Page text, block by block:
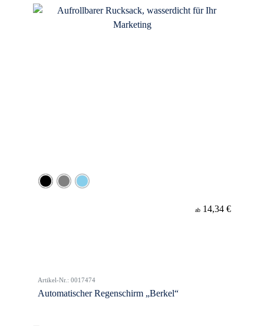
ab 14,34 €
Artikel-Nr.: 0017474
Automatischer Regenschirm „Berkel“